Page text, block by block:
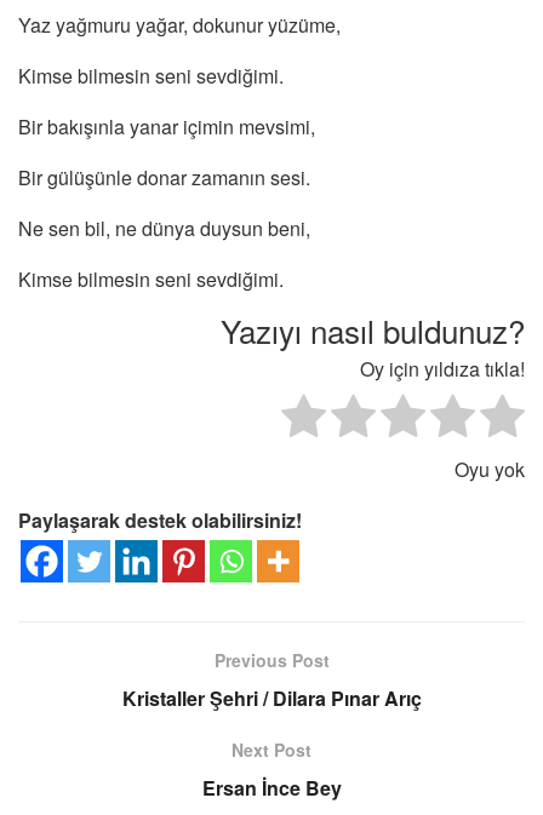
Yaz yağmuru yağar, dokunur yüzüme,
Kimse bilmesin seni sevdiğimi.
Bir bakışınla yanar içimin mevsimi,
Bir gülüşünle donar zamanın sesi.
Ne sen bil, ne dünya duysun beni,
Kimse bilmesin seni sevdiğimi.
Yazıyı nasıl buldunuz?
Oy için yıldıza tıkla!
Oyu yok
Paylaşarak destek olabilirsiniz!
Previous Post
Kristaller Şehri / Dilara Pınar Arıç
Next Post
Ersan İnce Bey